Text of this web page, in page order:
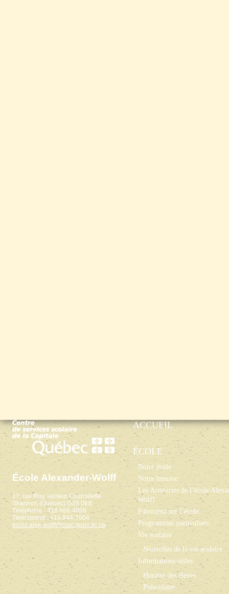
École Alexander-Wolff
17, rue Roy, secteur Courcelette
Shannon (Québec) G3S 0E8
Téléphone : 418 686-4669
Télécopieur : 418 844-7904
ecole.alex-wolff@cssc.gouv.qc.ca
ACCUEIL
ÉCOLE
Notre école
Notre histoire
Les Armoiries de l’école
Wolff
Panorama sur l’école
Programmes particuliers
Vie scolaire
Nouvelles de la vie scolaire
Informations utiles
Horaire des élèves
Préscolaire